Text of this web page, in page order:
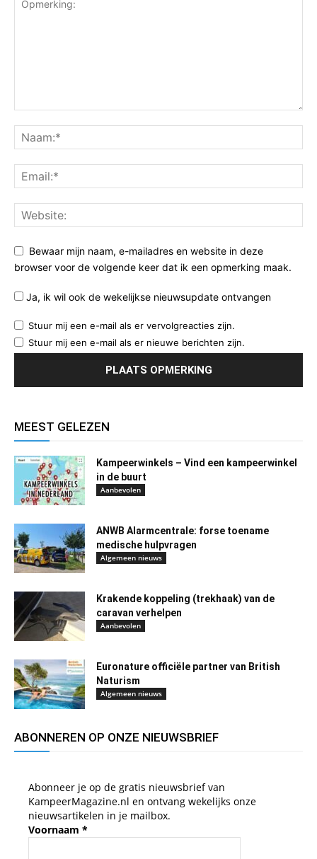
Bewaar mijn naam, e-mailadres en website in deze
browser voor de volgende keer dat ik een opmerking maak.
Ja, ik wil ook de wekelijkse nieuwsupdate ontvangen
Stuur mij een e-mail als er vervolgreacties zijn.
Stuur mij een e-mail als er nieuwe berichten zijn.
MEEST GELEZEN
Kampeerwinkels – Vind een kampeerwinkel
in de buurt
Aanbevolen
ANWB Alarmcentrale: forse toename
medische hulpvragen
Algemeen nieuws
Krakende koppeling (trekhaak) van de
caravan verhelpen
Aanbevolen
Euronature officiële partner van British
Naturism
Algemeen nieuws
ABONNEREN OP ONZE NIEUWSBRIEF
Abonneer je op de gratis nieuwsbrief van
KampeerMagazine.nl en ontvang wekelijks onze
nieuwsartikelen in je mailbox.
Voornaam *